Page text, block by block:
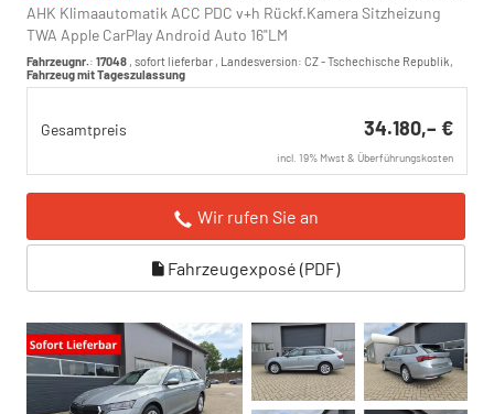
AHK Klimaautomatik ACC PDC v+h Rückf.Kamera Sitzheizung
TWA Apple CarPlay Android Auto 16"LM
Fahrzeugnr.: 17048 , sofort lieferbar , Landesversion: CZ - Tschechische Republik,
Fahrzeug mit Tageszulassung
Gesamtpreis 34.180,– €
incl. 19% Mwst & Überführungskosten
Wir rufen Sie an
Fahrzeugexposé (PDF)